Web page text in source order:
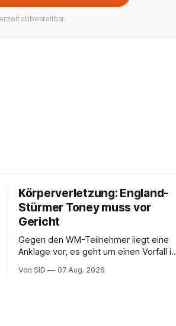
abbestellbar.
Körperverletzung: England-
Stürmer Toney muss vor
Gericht
Gegen den WM-Teilnehmer liegt eine
Anklage vor, es geht um einen Vorfall in
Von SID 07 Aug. 2026